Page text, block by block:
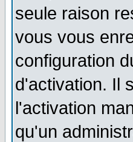
seule raison
vous vous
configuration
d'activation. Il
l'activation
qu'un